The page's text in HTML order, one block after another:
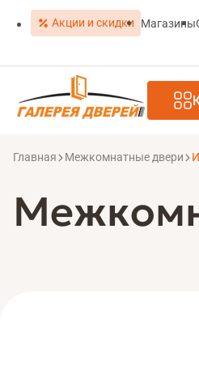
Акции и скидки Магазины
Главная Межкомнатные двери